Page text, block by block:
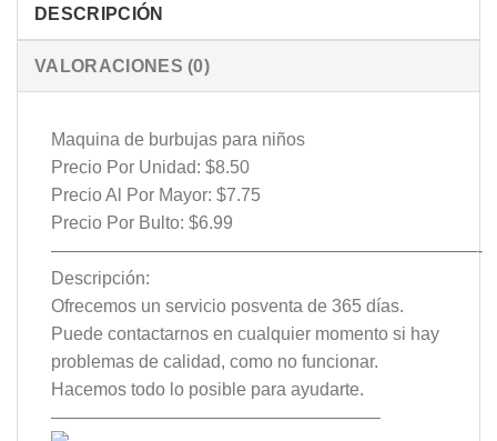
DESCRIPCIÓN
VALORACIONES (0)
Maquina de burbujas para niños
Precio Por Unidad: $8.50
Precio Al Por Mayor: $7.75
Precio Por Bulto: $6.99
————————————————————————-
Descripción:
Ofrecemos un servicio posventa de 365 días.
Puede contactarnos en cualquier momento si hay
problemas de calidad, como no funcionar.
Hacemos todo lo posible para ayudarte.
——————————————————–